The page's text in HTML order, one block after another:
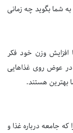
شما بگوید چه زمانی
وزن خود فکر
عوض روی غذاهایی
بهترین هستند.
جامعه درباره غذا و